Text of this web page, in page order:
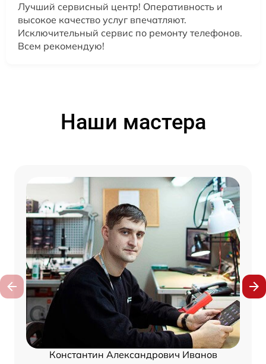
Лучший сервисный центр! Оперативность и
высокое качество услуг впечатляют.
Исключительный сервис по ремонту телефонов.
Всем рекомендую!
Наши мастера
Константин Александрович Иванов